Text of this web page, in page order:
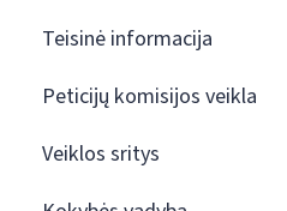
Teisinė informacija
Peticijų komisijos veikla
Veiklos sritys